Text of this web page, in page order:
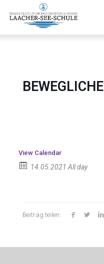
View Calendar
14.05.2021 All day
Beitrag teilen: